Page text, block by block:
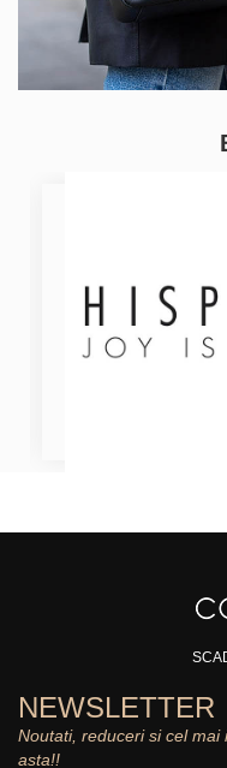
NEWSLETTER
Noutati, reduceri si cel
asta!!